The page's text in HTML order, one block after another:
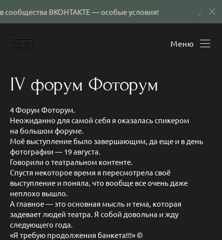
ВКОНТАКТЕ — особые условия! Для
Меню
IV форум Фоторум
4 Форум Фоторум.
Неожиданно для самой себя я оказалась спикером
на большом форуме.
Моё выступление было завершающим, да еще и в день
фотографии — 19 августа.
Говорили о театральном контенте.
Спустя некоторое время я пересмотрела своё
выступление и поняла, что вообще все очень даже
неплохо вышло.
А главное — это основная мысль и тема, которая
задевает людей театра. Я собой довольна и жду
следующего года.
«Я требую продолжения банкета!!!» ©